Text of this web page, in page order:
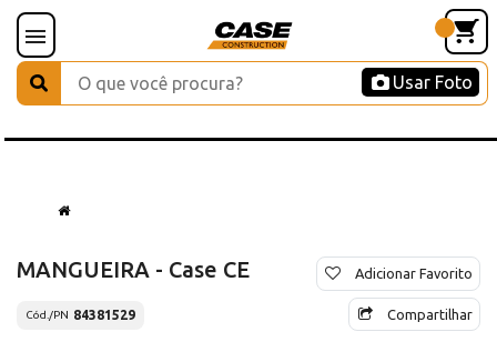
Usar Foto
MANGUEIRA - Case CE
Cód./PN 84381529
Adicionar Favorito
Compartilhar